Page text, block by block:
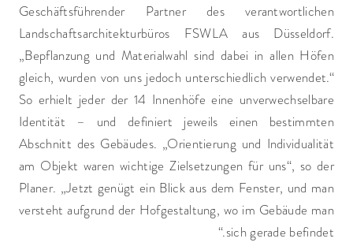
Geschäftsführender Partner des verantwortlichen
Landschaftsarchitekturbüros FSWLA aus Düsseldorf.
„Bepflanzung und Materialwahl sind dabei in allen Höfen
gleich, wurden von uns jedoch unterschiedlich verwendet.“
So erhielt jeder der 14 Innenhöfe eine unverwechselbare
Identität – und definiert jeweils einen bestimmten
Abschnitt des Gebäudes. „Orientierung und Individualität
am Objekt waren wichtige Zielsetzungen für uns“, so der
Planer. „Jetzt genügt ein Blick aus dem Fenster, und man
versteht aufgrund der Hofgestaltung, wo im Gebäude man
sich gerade befindet.“